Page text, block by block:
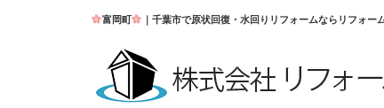
富岡町 ｜千葉市で原状回復・水回りリフォームならリフォー